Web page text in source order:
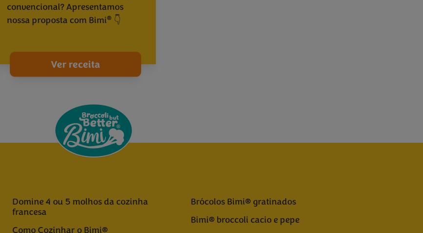
convencional? Apresentamos
nossa proposta com Bimi® 👇
Ver receita
Domine 4 ou 5 molhos da cozinha
francesa
Como Cozinhar o Bimi®
Brócolos Bimi® gratinados
Bimi® broccoli cacio e pepe